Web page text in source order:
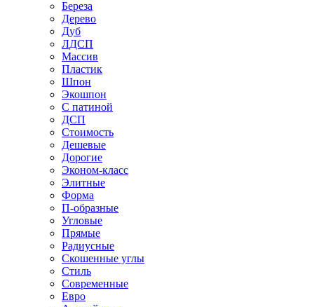
Береза
Дерево
Дуб
ЛДСП
Массив
Пластик
Шпон
Экошпон
С патиной
ДСП
Стоимость
Дешевые
Дорогие
Эконом-класс
Элитные
Форма
П-образные
Угловые
Прямые
Радиусные
Скошенные углы
Стиль
Современные
Евро